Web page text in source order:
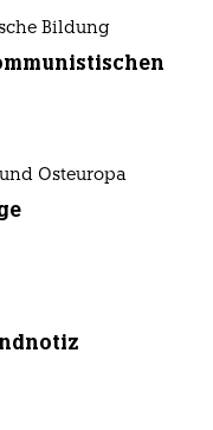
Bildung
Osteuropa